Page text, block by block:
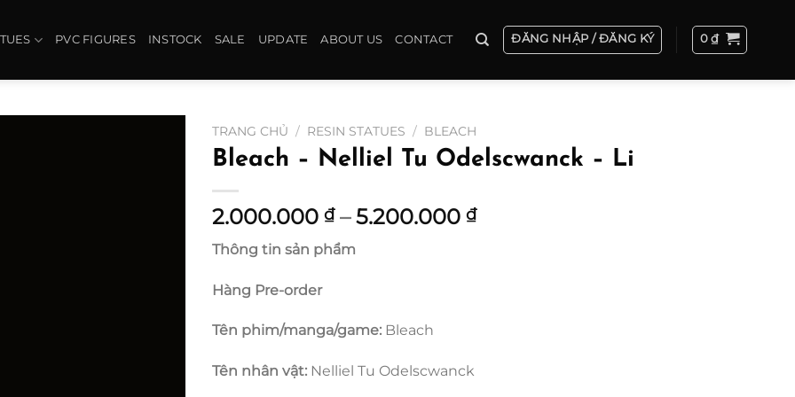
PVC FIGURES INSTOCK SALE UPDATE ABOUT US CONTACT ĐĂNG NHẬP / ĐĂNG KÝ 0₫
TRANG CHỦ / RESIN STATUES / BLEACH
Bleach – Nelliel Tu Odelscwanck – Li
2.000.000 ₫ – 5.200.000 ₫Khoảng
Thông tin sản phẩm
Hàng Pre-order
Tên phim/manga/game: Bleach
Tên nhân vật: Nelliel Tu Odelscwanck